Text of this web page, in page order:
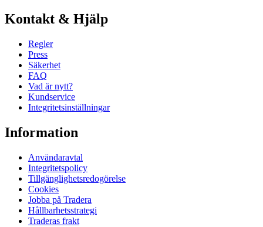
Kontakt & Hjälp
Regler
Press
Säkerhet
FAQ
Vad är nytt?
Kundservice
Integritetsinställningar
Information
Användaravtal
Integritetspolicy
Tillgänglighetsredogörelse
Cookies
Jobba på Tradera
Hållbarhetsstrategi
Traderas frakt